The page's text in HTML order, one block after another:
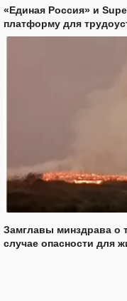
«Единая Россия» и
платформу для
Замглавы минздрава о
случае опасности для